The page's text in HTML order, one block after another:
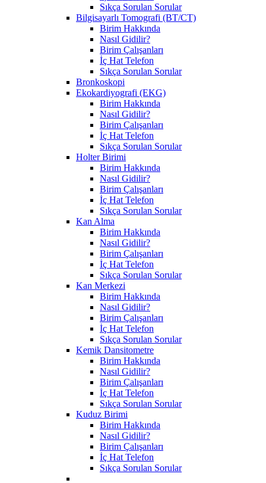
Sıkça Sorulan Sorular
Bilgisayarlı Tomografi (BT/CT)
Birim Hakkında
Nasıl Gidilir?
Birim Çalışanları
İç Hat Telefon
Sıkça Sorulan Sorular
Bronkoskopi
Ekokardiyografi (EKG)
Birim Hakkında
Nasıl Gidilir?
Birim Çalışanları
İç Hat Telefon
Sıkça Sorulan Sorular
Holter Birimi
Birim Hakkında
Nasıl Gidilir?
Birim Çalışanları
İç Hat Telefon
Sıkça Sorulan Sorular
Kan Alma
Birim Hakkında
Nasıl Gidilir?
Birim Çalışanları
İç Hat Telefon
Sıkça Sorulan Sorular
Kan Merkezi
Birim Hakkında
Nasıl Gidilir?
Birim Çalışanları
İç Hat Telefon
Sıkça Sorulan Sorular
Kemik Dansitometre
Birim Hakkında
Nasıl Gidilir?
Birim Çalışanları
İç Hat Telefon
Sıkça Sorulan Sorular
Kuduz Birimi
Birim Hakkında
Nasıl Gidilir?
Birim Çalışanları
İç Hat Telefon
Sıkça Sorulan Sorular